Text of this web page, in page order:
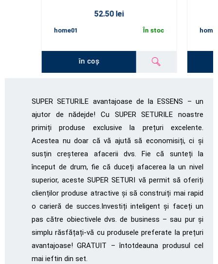
52.50 lei
home01 În stoc
în coș
SUPER SETURILE avantajoase de la ESSENS – un
ajutor de nădejde! Cu SUPER SETURILE noastre
primiți produse exclusive la prețuri excelente.
Acestea nu doar că vă ajută să economisiți, ci și
susțin creșterea afacerii dvs. Fie că sunteți la
început de drum, fie că duceți afacerea la un nivel
superior, aceste SUPER SETURI vă permit să oferiți
clienților produse atractive și să construiți mai rapid
o carieră de succes.Investiți inteligent și faceți un
pas către obiectivele dvs. de business – sau pur și
simplu răsfățați-vă cu produsele preferate la prețuri
avantajoase! GRATUIT – întotdeauna produsul cel
mai ieftin din set.